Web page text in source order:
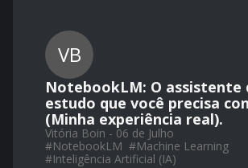
VB
NotebookLM: O assistente
estudo que você precisa
(Minha experiência real).
Vitória Boin - 06 de Julho
#NotebookLM #Machine Learning
#Inteligência Artificial (IA)